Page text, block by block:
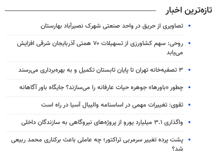
تازه‌ترین اخبار
تصاویری از حریق در واحد صنعتی شهرک نصیرآباد بهارستان
روحی: سهم کشاورزی از تسهیلات ۷۰ همتی آذربایجان شرقی افزایش
می‌یابد
۳ ﺗﺼﻔﻴﻪ‌ﺧﺎﻧﻪ‌ تهران تا پایان تابستان تکمیل و به بهره‌برداری می‌رسند
چطور «باورها» جوهره حیات عارفانه را می‌سازند؟ جایگاه باور آگاهانه
تقوی: تغییرات مهمی در اساسنامه والیبال آسیا در راه است
واگذاری ۳.۱ میلیارد یورو از پروژه‌های نیروگاهی به سازندگان داخلی
پشت پرده تغییر سرمربی تراکتور؛ چه عاملی باعث برکناری محمد ربیعی
شد؟